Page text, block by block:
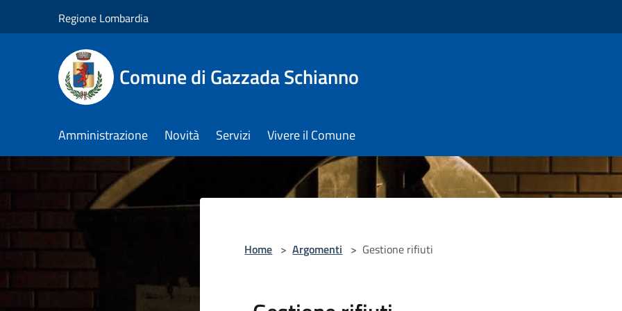
Regione Lombardia
Comune di Gazzada Schianno
Amministrazione Novità Servizi Vivere il Comune
Home > Argomenti > Gestione rifiuti